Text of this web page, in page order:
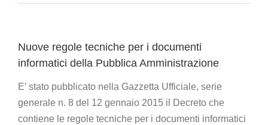
Nuove regole tecniche per i documenti
informatici della Pubblica Amministrazione
E’ stato pubblicato nella Gazzetta Ufficiale, serie
generale n. 8 del 12 gennaio 2015 il Decreto che
contiene le regole tecniche per i documenti informatici